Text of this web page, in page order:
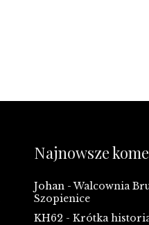
Najnowsze
Johan -Walcownia
Szopienice
KH62 - Krótka